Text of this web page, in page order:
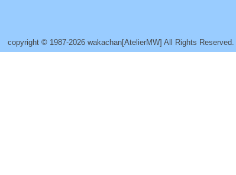
copyright © 1987-2026 wakachan[AtelierMW] All Rights Reserved.